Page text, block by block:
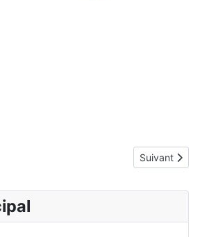
de Thomas Vescovi le 27 février
Article
Suivant